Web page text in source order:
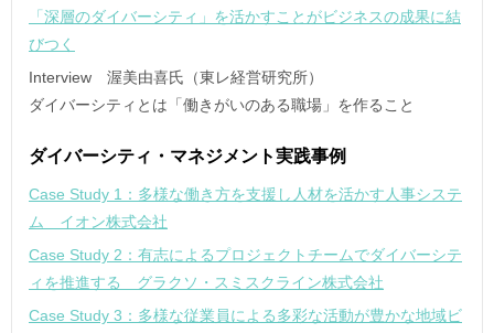
「深層のダイバーシティ」を活かすことがビジネスの成果に結
びつく
Interview 渥美由喜氏（東レ経営研究所）
ダイバーシティとは「働きがいのある職場」を作ること
ダイバーシティ・マネジメント実践事例
Case Study 1：多様な働き方を支援し人材を活かす人事システ
ム イオン株式会社
Case Study 2：有志によるプロジェクトチームでダイバーシテ
ィを推進する グラクソ・スミスクライン株式会社
Case Study 3：多様な従業員による多彩な活動が豊かな地域ビ